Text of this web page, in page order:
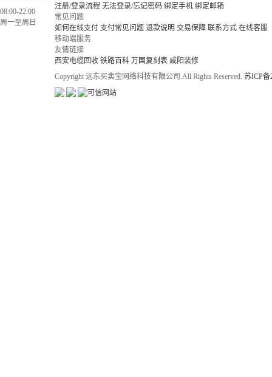
08:00-22:00
周一至周日
注册/登录流程 无法登录/忘记密码 绑定手机 绑定邮箱
常见问题
如何在线支付 支付常见问题 退款说明 交易保障 联系方式 在线客服
移动端服务
友情链接
西安电缆回收 铁路百科 万国复刻表 咸阳装修
Copyright 远东买卖宝网络科技有限公司.All Rights Reserved. 苏ICP备